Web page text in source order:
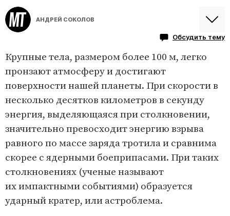
АНДРЕЙ СОКОЛОВ
Обсудить тему
Крупные тела, размером более 100 м, легко
пронзают атмосферу и достигают
поверхности нашей планеты. При скорости в
несколько десятков километров в секунду
энергия, выделяющаяся при столкновении,
значительно превосходит энергию взрыва
равного по массе заряда тротила и сравнима
скорее с ядерными боеприпасами. При таких
столкновениях (ученые называют
их импактными событиями) образуется
ударный кратер, или астроблема.